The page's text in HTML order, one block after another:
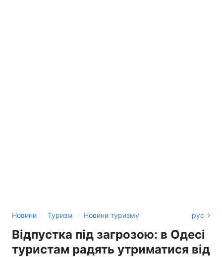
Новини › Туризм › Новини туризму рус
Відпустка під загрозою: в Одесі
туристам радять утриматися від